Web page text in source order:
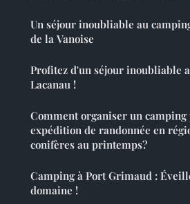
Un séjour inoubliable au
de la Vanoise
Profitez d'un séjour inoubliable
Lacanau !
Comment organiser un camping
expédition de randonnée en
conifères au printemps?
Camping à Port Grimaud :
domaine !